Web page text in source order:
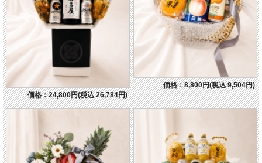
価格：24,800円(税込 26,784円)
価格：8,800円(税込 9,504円)